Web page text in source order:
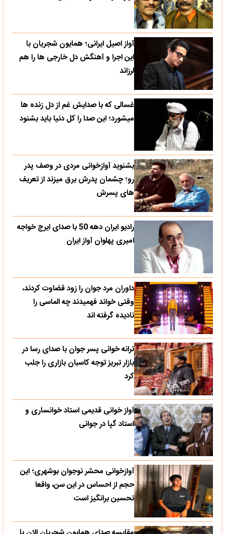
آواز اصیل ایرانی؛ همایون شجریان با
این اجرا و آهنگش دل خارجی ها را هم
لرزاند
غسالی که با صدایش غم از دل زنده ها
میشورد؛ این صدا را کل دنیا باید بشنود
بشنوید آوازخوانی مردی در وصف پدر
رو؛ چشمان پدرش برق میزند از تعریف
های پسرش
رادیو ایران دهه 50 با صدای ایرج خواجه
امیری پهلوان آواز ایران
داوران مرد جوان را زود قضاوت کردند،
وقتی خواند فهمیدند چه الماسی را
نادیده گرفته اند
ترانه خوانی پسر جوان با صدای رسا در
بازار تبریز توجه کاسبان بازاری را جلب
کرد
آواز خوانی قدیمی استاد خوانساری و
استاد گپا در جوانی
آوازخوانی محشر نوجوان بوشهری؛ این
حجم از احساس در این سن، واقعا
تحسین‌ برانگیز است